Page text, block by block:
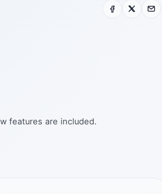
Facebook E-mail
features are included.